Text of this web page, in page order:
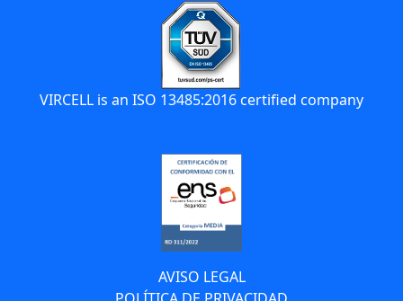
VIRCELL is an ISO 13485:2016 certified company
AVISO LEGAL